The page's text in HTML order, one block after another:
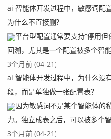
ai 智能体开发过程中，敏感词配
为什么不直接删？
平台型配置通常要支持“停用
回溯，尤其是一个配置被多个智能
3个月前 (04-21)
ai 智能体开发过程中，为什么没
段，而是单独做一张配置表？
因为敏感词不是某个智能体的
力。独立成表之后，可以被多个
3个月前 (04-21)